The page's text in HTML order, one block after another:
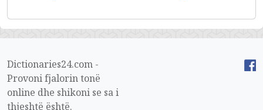
Dictionaries24.com -
Provoni fjalorin tonë
online dhe shikoni se sa i
thjeshtë është.